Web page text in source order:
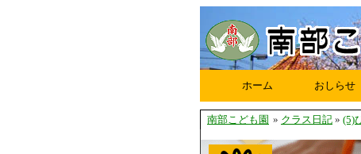
ホーム おしらせ
南部こども園 » クラス日記 » (5)